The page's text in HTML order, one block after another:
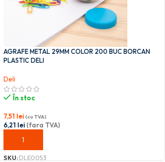
AGRAFE METAL 29MM COLOR 200 BUC BORCAN
PLASTIC DELI
Deli
În stoc
7,51 lei (cu TVA)
6,21 lei(fara TVA)
ADAUGĂ ÎN COȘ
SKU:DLE0053